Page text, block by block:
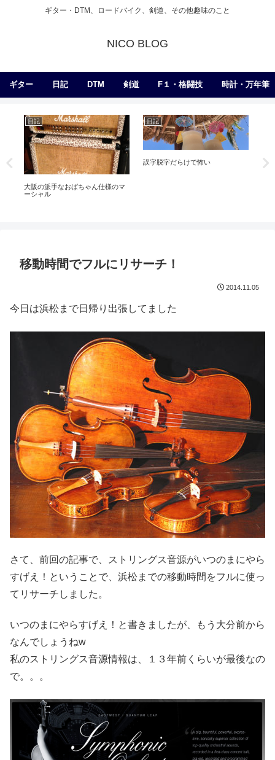
ギター・DTM、ロードバイク、剣道、その他趣味のこと
NICO BLOG
ギター 日記 DTM 剣道 F１・格闘技 時計・万年筆
日記
大阪の派手なおばちゃん仕様のマ
ーシャル
日記
誤字脱字だらけで怖い
移動時間でフルにリサーチ！
2014.11.05
今日は浜松まで日帰り出張してました
さて、前回の記事で、ストリングス音源がいつのまにやら
すげえ！ということで、浜松までの移動時間をフルに使っ
てリサーチしました。
いつのまにやらすげえ！と書きましたが、もう大分前から
なんでしょうねw
私のストリングス音源情報は、１３年前くらいが最後なの
で。。。